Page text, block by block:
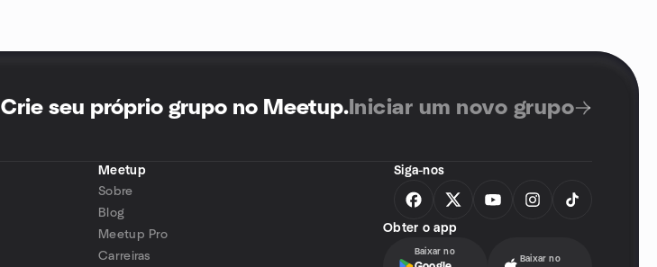
Crie seu próprio grupo no Meetup.Iniciar um novo grupo
Meetup
Sobre
Blog
Meetup Pro
Carreiras
Siga-nos
Obter o app
Baixar no
Baixar no